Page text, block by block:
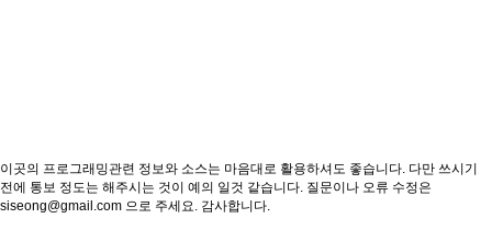
이곳의 프로그래밍관련 정보와 소스는 마음대로 활용하셔도 좋습니다. 다만 쓰시기
전에 통보 정도는 해주시는 것이 예의 일것 같습니다. 질문이나 오류 수정은
siseong@gmail.com 으로 주세요. 감사합니다.